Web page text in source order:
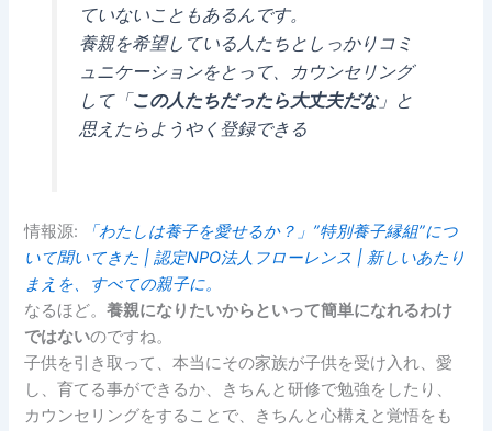
ていないこともあるんです。
養親を希望している人たちとしっかりコミ
ュニケーションをとって、カウンセリング
して「この人たちだったら大丈夫だな」と
思えたらようやく登録できる
情報源:
「わたしは養子を愛せるか？」”特別養子縁組”につ
いて聞いてきた | 認定NPO法人フローレンス | 新しいあたり
まえを、すべての親子に。
なるほど。養親になりたいからといって簡単になれるわけ
ではないのですね。
子供を引き取って、本当にその家族が子供を受け入れ、愛
し、育てる事ができるか、きちんと研修で勉強をしたり、
カウンセリングをすることで、きちんと心構えと覚悟をも